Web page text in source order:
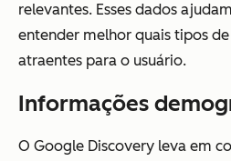
relevantes. Esses dados
entender melhor quais tipos
atraentes para o usuário.
Informações
O Google Discovery leva em